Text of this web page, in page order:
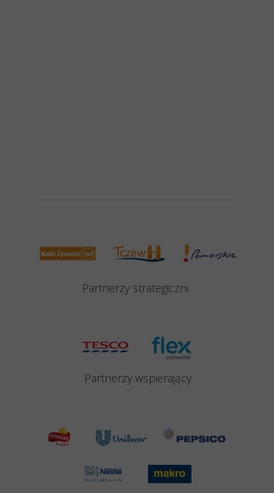
Partnerzy wspierający
Partnerzy strategiczni